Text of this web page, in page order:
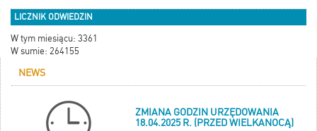
LICZNIK ODWIEDZIN
W tym miesiącu: 3361
W sumie: 264155
NEWS
ZMIANA GODZIN URZĘDOWANIA
18.04.2025 R. (PRZED WIELKANOCĄ)